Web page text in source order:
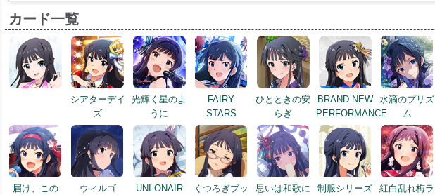
カード一覧
シアターデイ
ズ
光輝く星のよ
うに
FAIRY
STARS
ひとときの安
らぎ
BRAND NEW
PERFORMANCE
水滴のプリズ
ム
届け、この
ウィルゴ UNI-ONAIR
くつろぎブッ
思いは和歌に
制服シリーズ
紅白乱れ梅ラ